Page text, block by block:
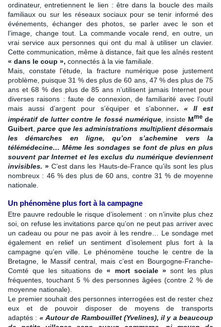
ordinateur, entretiennent le lien : être dans la boucle des mails
familiaux ou sur les réseaux sociaux pour se tenir informé des
événements, échanger des photos, se parler avec le son et
l’image, change tout. La commande vocale rend, en outre, un
vrai service aux personnes qui ont du mal à utiliser un clavier.
Cette communication, même à distance, fait que les aînés restent
« dans le coup », connectés à la vie familiale.
Mais, constate l’étude, la fracture numérique pose justement
problème, puisque 31 % des plus de 60 ans, 47 % des plus de 75
ans et 68 % des plus de 85 ans n’utilisent jamais Internet pour
diverses raisons : faute de connexion, de familiarité avec l’outil
mais aussi d’argent pour s’équiper et s’abonner.
« Il est
impératif de lutter contre le fossé numérique, insiste Mme de
Guibert,parce que les administrations multiplient désormais
les démarches en ligne, qu’on s’achemine vers la
télémédecine… Même les sondages se font de plus en plus
souvent par Internet et les exclus du numérique deviennent
invisibles.» C’est dans les Hauts-de-France qu’ils sont les plus
nombreux : 46 % des plus de 60 ans, contre 31 % de moyenne
nationale.
Un phénomène plus fort à la campagne
Etre pauvre redouble le risque d’isolement : on n’invite plus chez
soi, on refuse les invitations parce qu’on ne peut pas arriver avec
un cadeau ou pour ne pas avoir à les rendre… Le sondage met
également en relief un sentiment d’isolement plus fort à la
campagne qu’en ville. Le phénomène touche le centre de la
Bretagne, le Massif central, mais c’est en Bourgogne-Franche-
Comté que les situations de« mort sociale »sont les plus
fréquentes, touchant 5 % des personnes âgées (contre 2 % de
moyenne nationale).
Le premier souhait des personnes interrogées est de rester chez
eux et de pouvoir disposer de moyens de transports
adaptés : « Autour de Rambouillet (Yvelines), il y a beaucoup